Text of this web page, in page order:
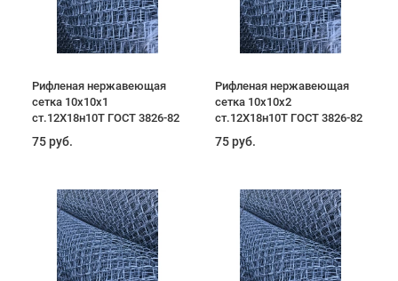
Рифленая нержавеющая
сетка 10х10х1
ст.12Х18н10Т ГОСТ 3826-82
75 руб.
Рифленая нержавеющая
сетка 10х10х2
ст.12Х18н10Т ГОСТ 3826-82
75 руб.